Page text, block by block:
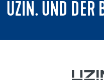
UZIN. UND DER